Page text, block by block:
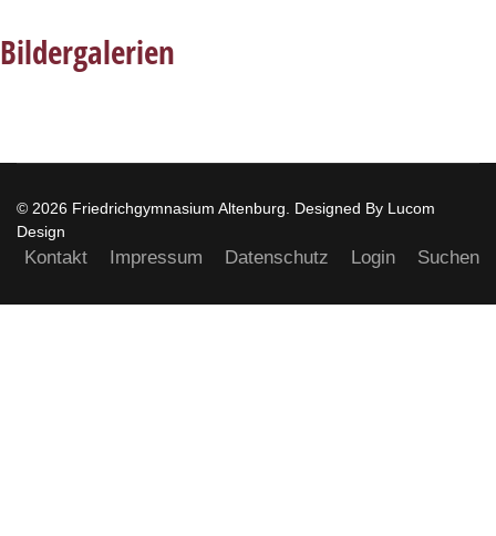
Bildergalerien
© 2026 Friedrichgymnasium Altenburg. Designed By Lucom
Design
Kontakt Impressum Datenschutz Login Suchen